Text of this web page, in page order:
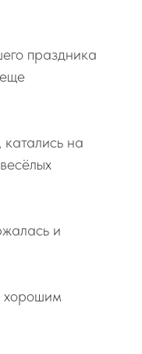
праздника
на
и
хорошим